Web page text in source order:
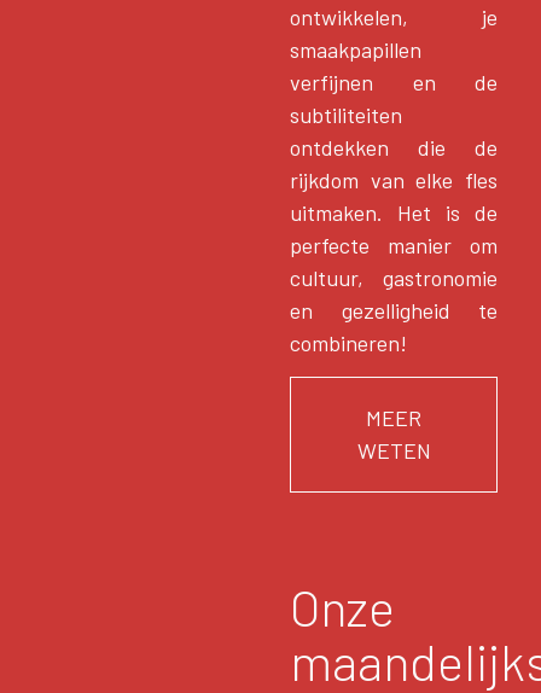
ontwikkelen, je
smaakpapillen
verfijnen en de
subtiliteiten
ontdekken die de
rijkdom van elke fles
uitmaken. Het is de
perfecte manier om
cultuur, gastronomie
en gezelligheid te
combineren!
MEER
WETEN
Onze